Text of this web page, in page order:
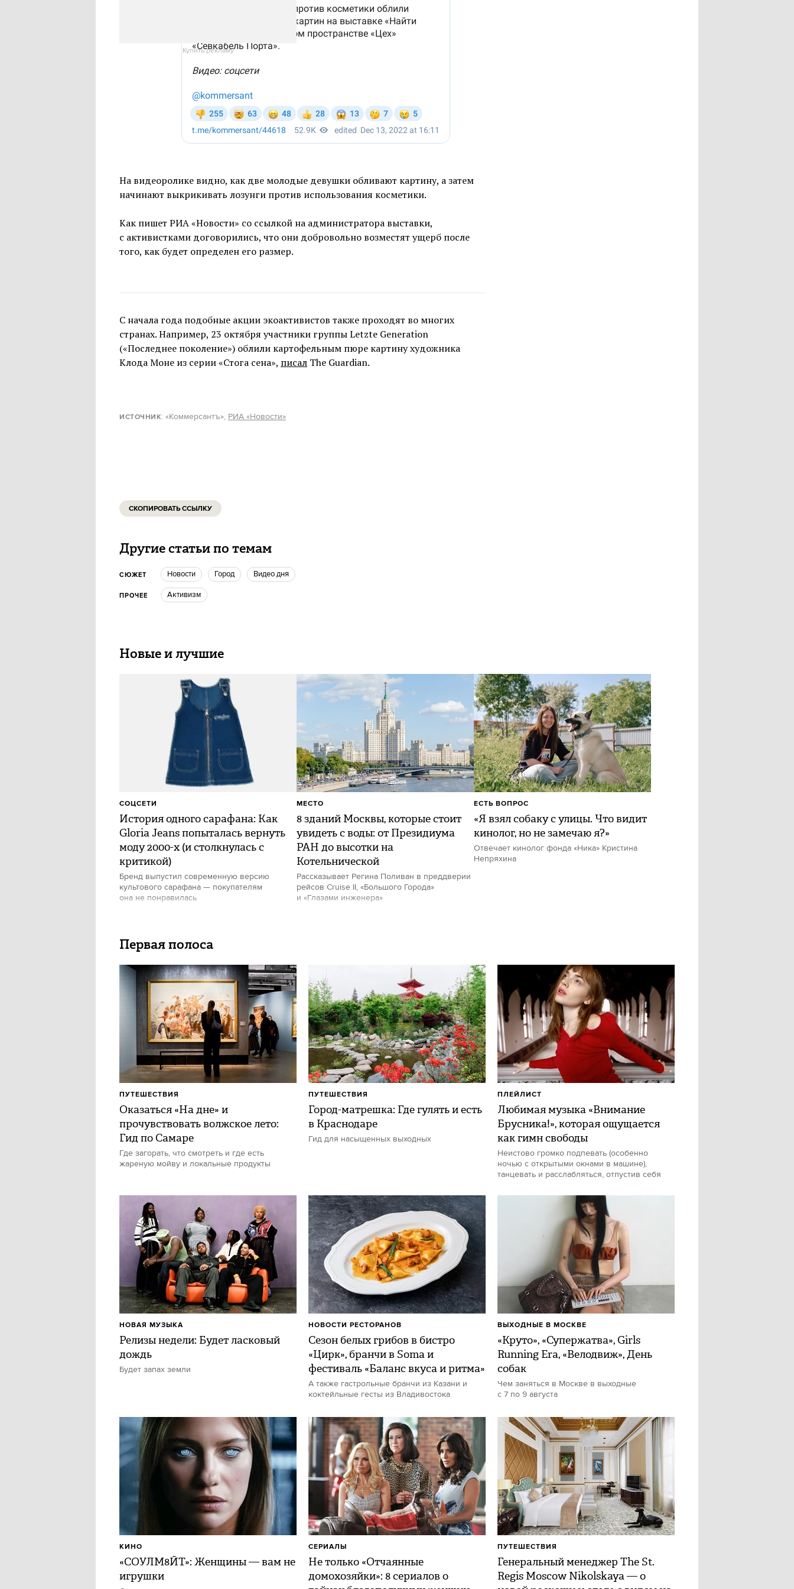
Купить рекламу
На видеоролике видно, как две молодые девушки обливают картину, а затем
начинают выкрикивать лозунги против использования косметики.
Как пишет РИА «Новости» со ссылкой на администратора выставки,
с активистками договорились, что они добровольно возместят ущерб после
того, как будет определен его размер.
С начала года подобные акции экоактивистов также проходят во многих
странах. Например, 23 октября участники группы Letzte Generation
(«Последнее поколение») облили картофельным пюре картину художника
Клода Моне из серии «Стога сена», писал The Guardian.
ИСТОЧНИК: «Коммерсантъ», РИА «Новости»
СКОПИРОВАТЬ ССЫЛКУ
Другие статьи по темам
СЮЖЕТ новости город видео дня
ПРОЧЕЕ активизм
Новые и лучшие
История одного сарафана: Как
Gloria Jeans попыталась вернуть
моду 2000-х (и столкнулась с
критикой)
Бренд выпустил современную версию
культового сарафана — покупателям
она не понравилась
СОЦСЕТИ
8 зданий Москвы, которые стоит
увидеть с воды: от Президиума
РАН до высотки на
Котельнической
Рассказывает Регина Поливан в преддверии
рейсов Cruise II, «Большого Города»
и «Глазами инженера»
МЕСТО
«Я взял собаку с улицы. Что видит
кинолог, но не замечаю я?»
Отвечает кинолог фонда «Ника» Кристина
Непряхина
ЕСТЬ ВОПРОС
Первая полоса
Оказаться «На дне» и
прочувствовать волжское лето:
Гид по Самаре
Где загорать, что смотреть и где есть
жареную мойву и локальные продукты
ПУТЕШЕСТВИЯ
Город-матрешка: Где гулять и есть
в Краснодаре
Гид для насыщенных выходных
ПУТЕШЕСТВИЯ
Любимая музыка «Внимание
Брусника!», которая ощущается
как гимн свободы
Неистово громко подпевать (особенно
ночью с открытыми окнами в машине),
танцевать и расслабляться, отпустив себя
ПЛЕЙЛИСТ
Релизы недели: Будет ласковый
дождь
Будет запах земли
НОВАЯ МУЗЫКА
Сезон белых грибов в бистро
«Цирк», бранчи в Soma и
фестиваль «Баланс вкуса и ритма»
А также гастрольные бранчи из Казани и
коктейльные гесты из Владивостока
НОВОСТИ РЕСТОРАНОВ
«Круто», «Супержатва», Girls
Running Era, «Велодвиж», День
собак
Чем заняться в Москве в выходные
с 7 по 9 августа
ВЫХОДНЫЕ В МОСКВЕ
«СОУЛМ8ЙТ»: Женщины — вам не
игрушки
КИНО
Не только «Отчаянные
домохозяйки»: 8 сериалов о
СЕРИАЛЫ
Генеральный менеджер The St.
Regis Moscow Nikolskaya — о
ПУТЕШЕСТВИЯ